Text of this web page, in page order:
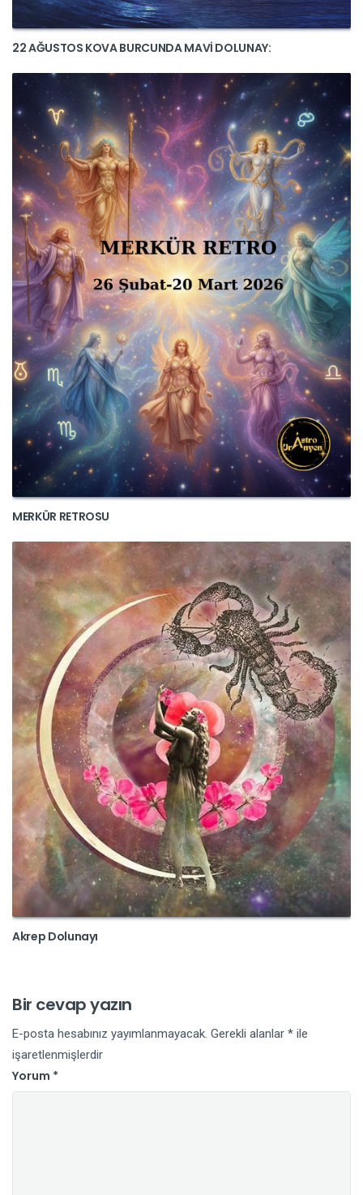
22 AĞUSTOS KOVA BURCUNDA MAVİ DOLUNAY:
MERKÜR RETROSU
Akrep Dolunayı
Bir cevap yazın
E-posta hesabınız yayımlanmayacak. Gerekli alanlar * ile
işaretlenmişlerdir
Yorum *